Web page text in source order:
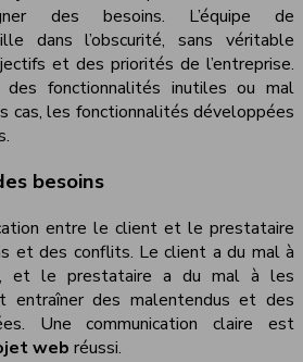
des besoins. L’équipe de
dans l’obscurité, sans véritable
et des priorités de l’entreprise.
fonctionnalités inutiles ou mal
cas, les fonctionnalités développées
besoins
entre le client et le prestataire
et des conflits. Le client a du mal à
et le prestataire a du mal à les
entraîner des malentendus et des
Une communication claire est
web réussi.